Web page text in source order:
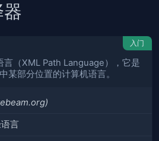
入门
言（XML Path Language），它是
某部分位置的计算机语言。
言